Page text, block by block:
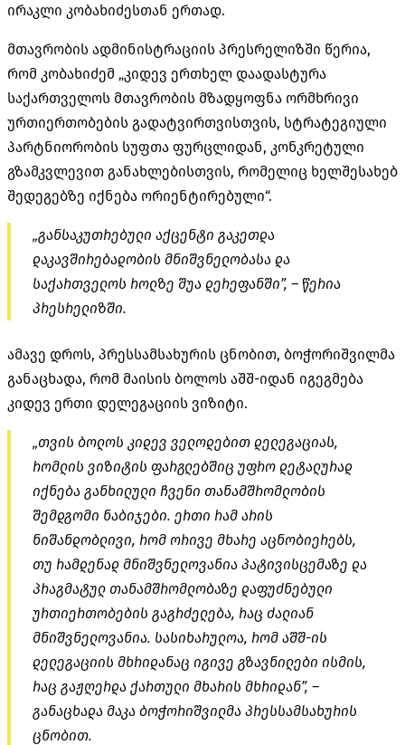
ირაკლი კობახიძესთან ერთად.
მთავრობის ადმინისტრაციის პრესრელიზში წერია,
რომ კობახიძემ „კიდევ ერთხელ დაადასტურა
საქართველოს მთავრობის მზადყოფნა ორმხრივი
ურთიერთობების გადატვირთვისთვის, სტრატეგიული
პარტნიორობის სუფთა ფურცლიდან, კონკრეტული
გზამკვლევით განახლებისთვის, რომელიც ხელშესახებ
შედეგებზე იქნება ორიენტირებული“.
„განსაკუთრებული აქცენტი გაკეთდა
დაკავშირებადობის მნიშვნელობასა და
საქართველოს როლზე შუა დერეფანში”, – წერია
პრესრელიზში.
ამავე დროს, პრესსამსახურის ცნობით, ბოჭორიშვილმა
განაცხადა, რომ მაისის ბოლოს აშშ-იდან იგეგმება
კიდევ ერთი დელეგაციის ვიზიტი.
„თვის ბოლოს კიდევ ველოდებით დელეგაციას,
რომლის ვიზიტის ფარგლებშიც უფრო დეტალურად
იქნება განხილული ჩვენი თანამშრომლობის
შემდგომი ნაბიჯები. ერთი რამ არის
ნიშანდობლივი, რომ ორივე მხარე აცნობიერებს,
თუ რამდენად მნიშვნელოვანია პატივისცემაზე და
პრაგმატულ თანამშრომლობაზე დაფუძნებული
ურთიერთობების გაგრძელება, რაც ძალიან
მნიშვნელოვანია. სასიხარულოა, რომ აშშ-ის
დელეგაციის მხრიდანაც იგივე გზავნილები ისმის,
რაც გაჟღერდა ქართული მხარის მხრიდან”, –
განაცხადა მაკა ბოჭორიშვილმა პრესსამსახურის
ცნობით.